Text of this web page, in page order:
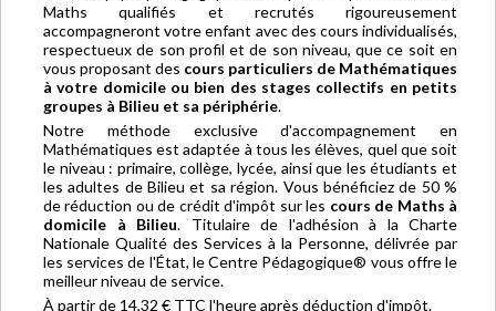
Maths qualifiés et recrutés rigoureusement
accompagneront votre enfant avec des cours individualisés,
respectueux de son profil et de son niveau, que ce soit en
vous proposant des cours particuliers de Mathématiques
à votre domicile ou bien des stages collectifs en petits
groupes à Bilieu et sa périphérie.
Notre méthode exclusive d'accompagnement en
Mathématiques est adaptée à tous les élèves, quel que soit
le niveau : primaire, collège, lycée, ainsi que les étudiants et
les adultes de Bilieu et sa région. Vous bénéficiez de 50 %
de réduction ou de crédit d'impôt sur les cours de Maths à
domicile à Bilieu. Titulaire de l'adhésion à la Charte
Nationale Qualité des Services à la Personne, délivrée par
les services de l'État, le Centre Pédagogique® vous offre le
meilleur niveau de service.
À partir de 14,32 € TTC l'heure après déduction d'impôt.